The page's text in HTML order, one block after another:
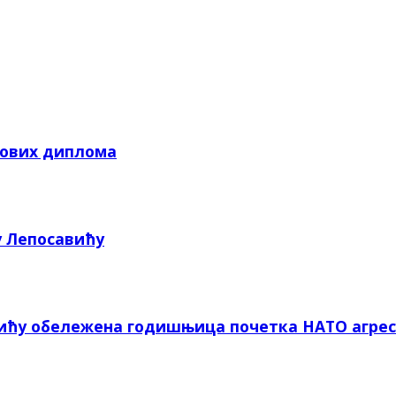
диплома
обележена годишњица почетка НАТО